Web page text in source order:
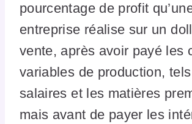
pourcentage de profit
entreprise réalise sur un
vente, après avoir payé les
variables de production,
salaires et les matières
mais avant de payer les